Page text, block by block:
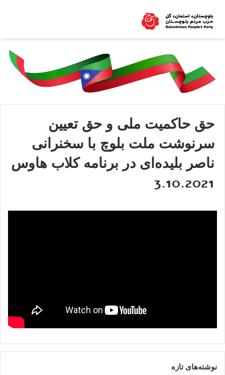
حق حاکمیت ملی و حق تعیین
سرنوشت ملت بلوچ با سخنرانی
ناصر بلیده‌ای در برنامه کلاب هاوس
3.10.2021
نوشته‌های تازه